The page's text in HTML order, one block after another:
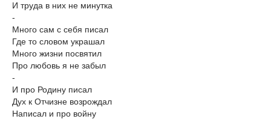
И труда в них не минутка
-
Много сам с себя писал
Где то словом украшал
Много жизни посвятил
Про любовь я не забыл
-
И про Родину писал
Дух к Отчизне возрождал
Написал и про войну